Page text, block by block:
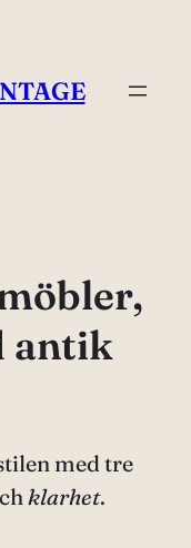
antik
med tre
klarhet.